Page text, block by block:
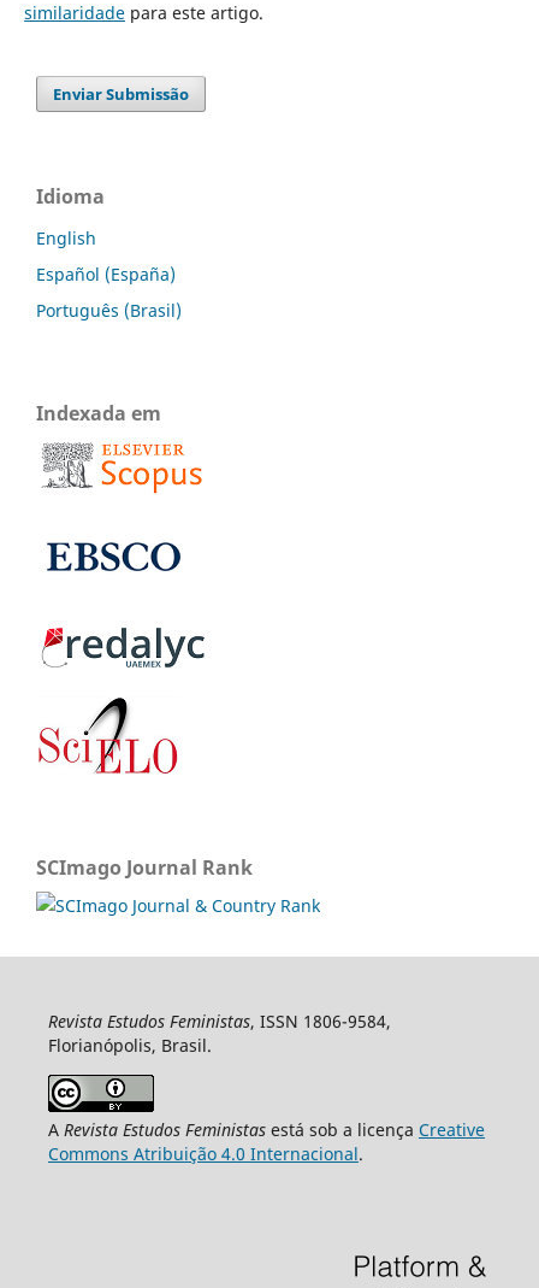
similaridadepara este artigo.
Enviar Submissão
Idioma
English
Español (España)
Português (Brasil)
Indexada em
SCImago Journal Rank
Revista Estudos Feministas, ISSN 1806-9584,
Florianópolis, Brasil.
A Revista Estudos Feministasestá sob a licença Creative
Commons Atribuição 4.0 Internacional.